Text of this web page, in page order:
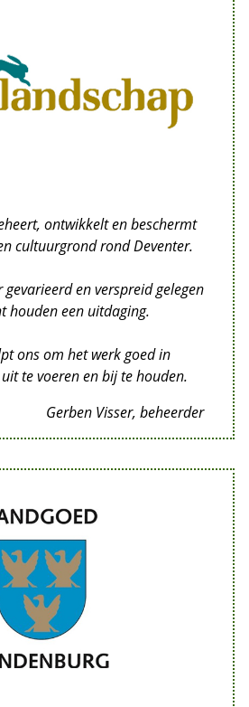
ontwikkelt en beschermt
cultuurgrond rond Deventer.
en verspreid gelegen
houden een uitdaging.
ons om het werk goed in
te voeren en bij te houden.
Gerben Visser, beheerder